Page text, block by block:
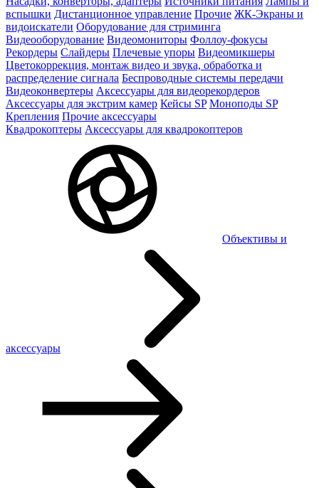
вспышки Дистанционное управление Прочие ЖК-Экраны и
видоискатели Оборудование для стриминга
Видеооборудование Видеомониторы Фоллоу-фокусы
Рекордеры Слайдеры Плечевые упоры Видеомикшеры
Цветокоррекция, монтаж видео и звука, обработка и
распределение сигнала Беспроводные системы передачи
Видеоконвертеры Аксессуары для видеорекордеров
Аксессуары для экстрим камер Кейсы SP Моноподы SP
Крепления Прочие аксессуары
Квадрокоптеры Аксессуары для квадрокоптеров
Объективы и
аксессуары